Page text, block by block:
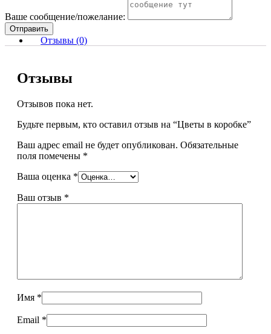
Ваше сообщение/пожелание:
Отправить
Отзывы (0)
Отзывы
Отзывов пока нет.
Будьте первым, кто оставил отзыв на “Цветы в коробке”
Ваш адрес email не будет опубликован. Обязательные
поля помечены *
Ваша оценка *
Ваш отзыв *
Имя *
Email *